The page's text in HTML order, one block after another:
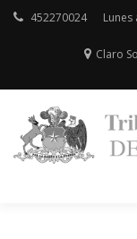
452270024 Lunes
Claro